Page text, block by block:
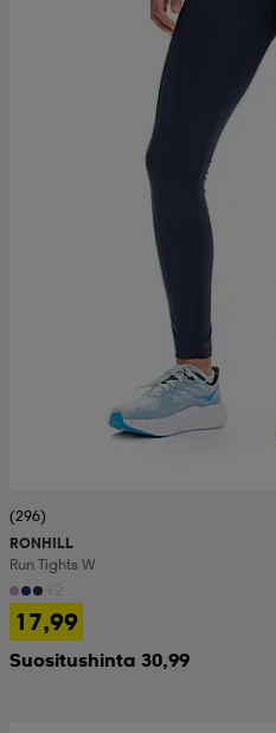
(296)
RONHILL
Run Tights W
17,99
Suositushinta 30,99